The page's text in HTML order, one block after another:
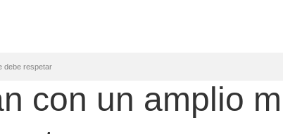
debe respetar
con un amplio